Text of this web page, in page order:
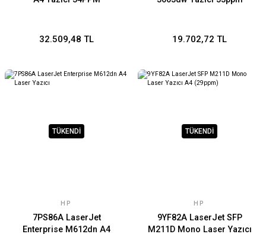
32.509,48 TL 19.702,72 TL
TÜKENDİ
HP
7PS86A LaserJet
Enterprise M612dn A4
TÜKENDİ
HP
9YF82A LaserJet SFP
M211D Mono Laser Yazıcı